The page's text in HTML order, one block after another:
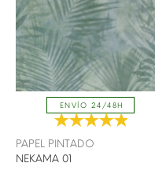
ENVÍO 24/48H
PAPEL PINTADO
NEKAMA 01